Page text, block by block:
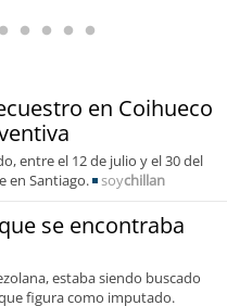
en Coihueco
entre el 12 de julio y el 30 del
en Santiago.
soychillan
se encontraba
estaba siendo buscado
figura como imputado.